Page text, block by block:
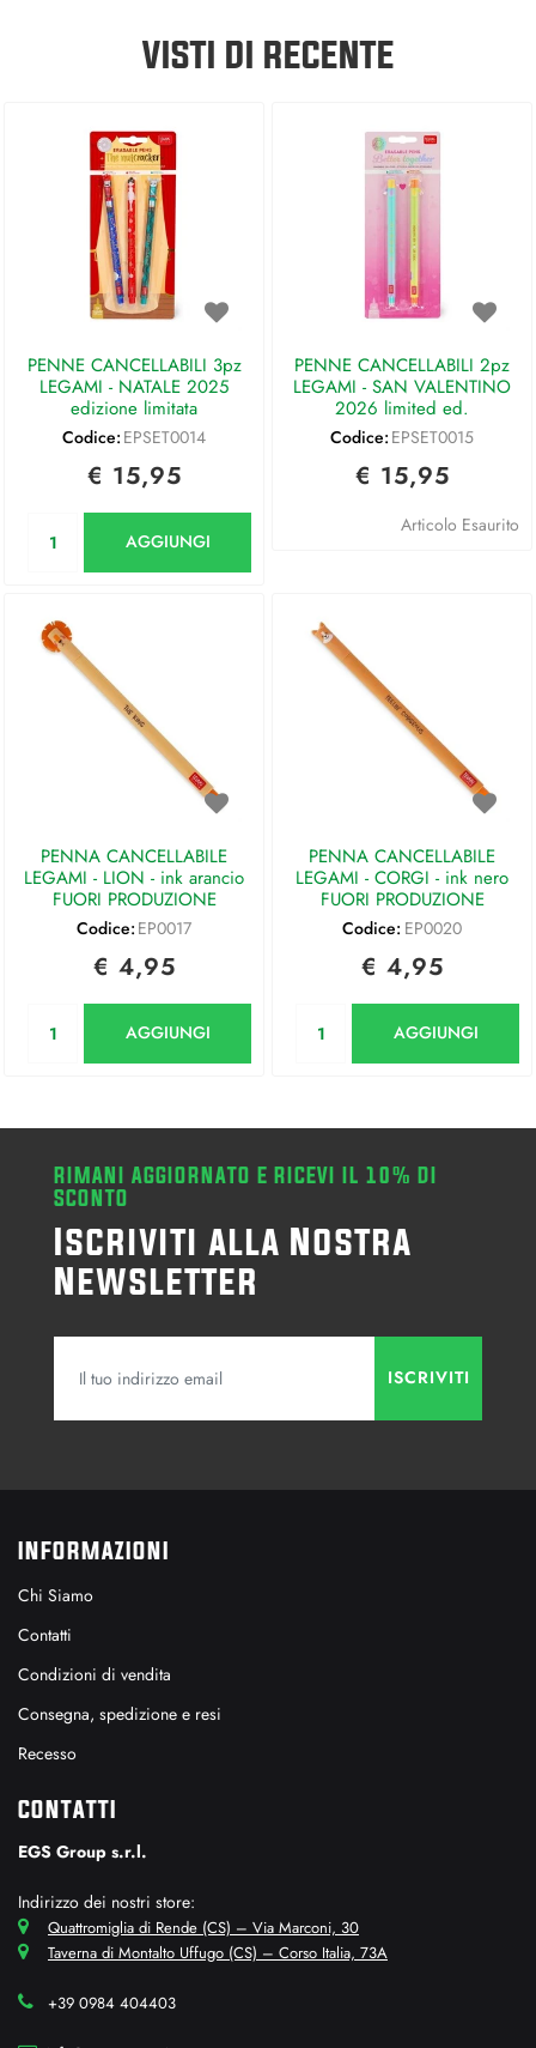
VISTI DI RECENTE
PENNE CANCELLABILI 3pz
LEGAMI - NATALE 2025
edizione limitata
Codice: EPSET0014
€ 15,95
AGGIUNGI
PENNE CANCELLABILI 2pz
LEGAMI - SAN VALENTINO
2026 limited ed.
Codice: EPSET0015
€ 15,95
Articolo Esaurito
PENNA CANCELLABILE
LEGAMI - LION - ink arancio
FUORI PRODUZIONE
Codice: EP0017
€ 4,95
AGGIUNGI
PENNA CANCELLABILE
LEGAMI - CORGI - ink nero
FUORI PRODUZIONE
Codice: EP0020
€ 4,95
AGGIUNGI
RIMANI AGGIORNATO E RICEVI IL 10% DI
SCONTO
Iscriviti alla Nostra
Newsletter
INFORMAZIONI
Chi Siamo
Contatti
Condizioni di vendita
Consegna, spedizione e resi
Recesso
CONTATTI
EGS Group s.r.l.
Indirizzo dei nostri store:
Quattromiglia di Rende (CS) – Via Marconi, 30
Taverna di Montalto Uffugo (CS) – Corso Italia, 73A
+39 0984 404403